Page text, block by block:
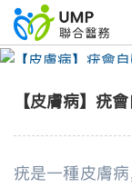
【皮膚病】疣會
【皮膚病】疣
疣是一種皮膚